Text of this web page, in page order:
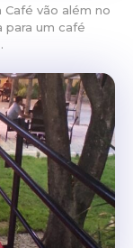
vão além no